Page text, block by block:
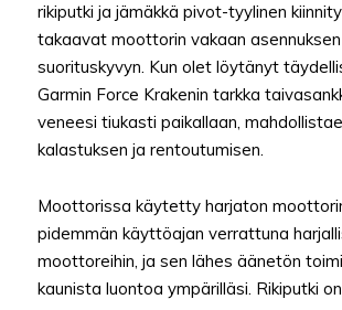
rikiputki ja jämäkkä pivot-tyylinen
takaavat moottorin vakaan
suorituskyvyn. Kun olet löytänyt
Garmin Force Krakenin tarkka
veneesi tiukasti paikallaan,
kalastuksen ja rentoutumisen.
Moottorissa käytetty harjaton
pidemmän käyttöajan verrattuna
moottoreihin, ja sen lähes äänetön
kaunista luontoa ympärilläsi. Rikiputki